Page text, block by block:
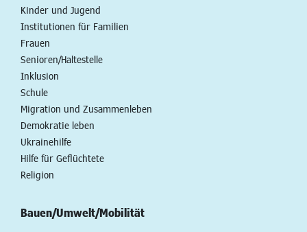
Kinder und Jugend
Institutionen für Familien
Frauen
Senioren/Haltestelle
Inklusion
Schule
Migration und Zusammenleben
Demokratie leben
Ukrainehilfe
Hilfe für Geflüchtete
Religion
Bauen/Umwelt/Mobilität